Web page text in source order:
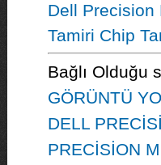
Dell Precision
Tamiri Chip
Bağlı Olduğu
GÖRÜNTÜ
DELL
PRECİSİON